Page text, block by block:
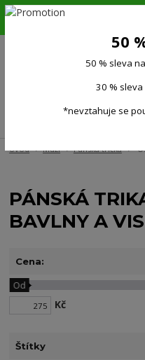
6.-16.8.26. DOVOLENÁ !!! 50 %
(Po-Pá 9:00-15.00)
Úvod Muži Pánská trička
PÁNSKÁ
BAVLNY A
Cena:
Kč
Od
Štítky
50
50 % sleva
30 %
*nevztahuje se